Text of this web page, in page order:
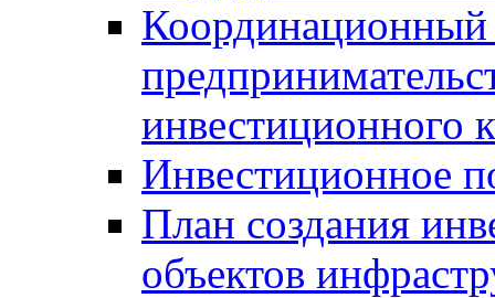
Координационный
инвестиционного
Инвестиционное
План создания
объектов